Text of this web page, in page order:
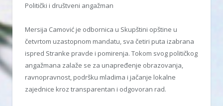
Politički i društveni angažman
Mersija Camović je odbornica u Skupštini opštine u
četvrtom uzastopnom mandatu, sva četiri puta izabrana
ispred Stranke pravde i pomirenja. Tokom svog političkog
angažmana zalaže se za unapređenje obrazovanja,
ravnopravnost, podršku mladima i jačanje lokalne
zajednice kroz transparentan i odgovoran rad.